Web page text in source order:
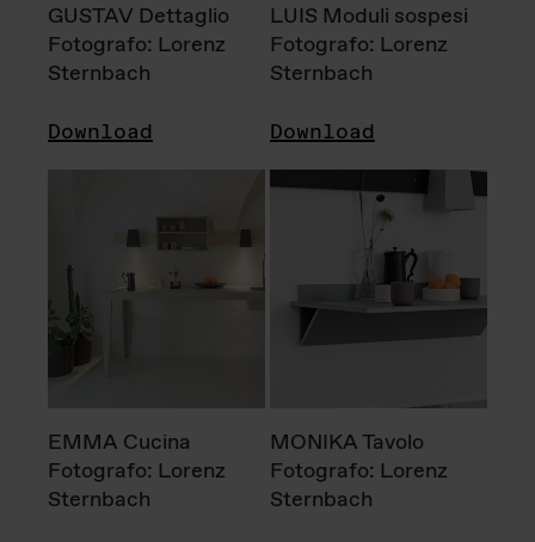
GUSTAV Dettaglio
Fotografo: Lorenz
Sternbach
Download
LUIS Moduli sospesi
Fotografo: Lorenz
Sternbach
Download
EMMA Cucina
Fotografo: Lorenz
Sternbach
MONIKA Tavolo
Fotografo: Lorenz
Sternbach